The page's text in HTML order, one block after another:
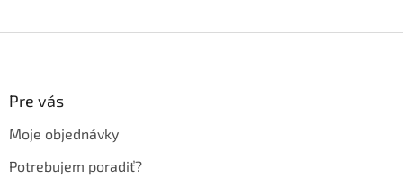
Pre vás
Moje objednávky
Potrebujem poradiť?